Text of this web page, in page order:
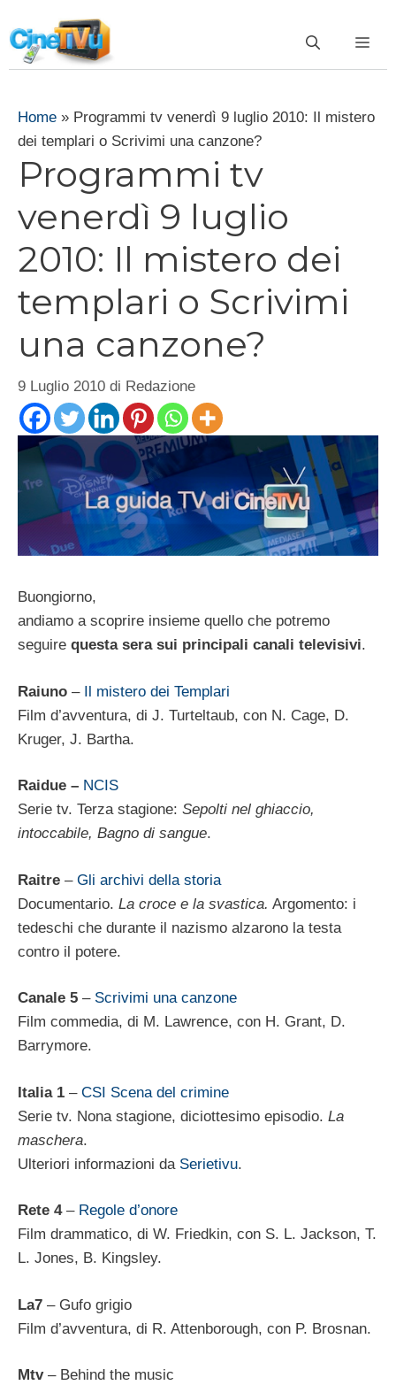
al
contenuto
Home » Programmi tv venerdì 9 luglio 2010: Il mistero
dei templari o Scrivimi una canzone?
Programmi tv
venerdì 9 luglio
2010: Il mistero dei
templari o Scrivimi
una canzone?
9 Luglio 2010 di Redazione
Buongiorno,
andiamo a scoprire insieme quello che potremo
seguire questa sera sui principali canali televisivi.
Raiuno – Il mistero dei Templari
Film d’avventura, di J. Turteltaub, con N. Cage, D.
Kruger, J. Bartha.
Raidue – NCIS
Serie tv. Terza stagione: Sepolti nel ghiaccio,
intoccabile, Bagno di sangue.
Raitre – Gli archivi della storia
Documentario. La croce e la svastica. Argomento: i
tedeschi che durante il nazismo alzarono la testa
contro il potere.
Canale 5 – Scrivimi una canzone
Film commedia, di M. Lawrence, con H. Grant, D.
Barrymore.
Italia 1 – CSI Scena del crimine
Serie tv. Nona stagione, diciottesimo episodio. La
maschera.
Ulteriori informazioni da Serietivu.
Rete 4– Regole d’onore
Film drammatico, di W. Friedkin, con S. L. Jackson, T.
L. Jones, B. Kingsley.
La7 – Gufo grigio
Film d’avventura, di R. Attenborough, con P. Brosnan.
Mtv– Behind the music